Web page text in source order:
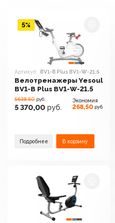
Артикул: BV1-B Plus BV1-W-21.5
Велотренажеры Yesoul
BV1-B Plus BV1-W-21.5
5638.50 руб.
5 370,00 руб.
Экономия
268,50 руб.
Подробнее В корзину
5%